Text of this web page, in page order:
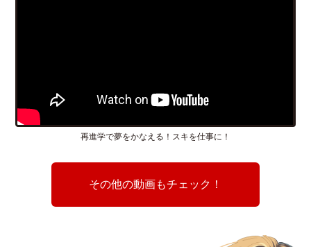
再進学で夢をかなえる！スキを仕事に！
その他の動画もチェック！